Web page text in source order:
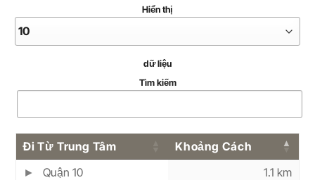
Hiển thị
dữ liệu
Tìm kiếm
Đi Từ Trung Tâm
Khoảng Cách
Quận 10
1.1 km